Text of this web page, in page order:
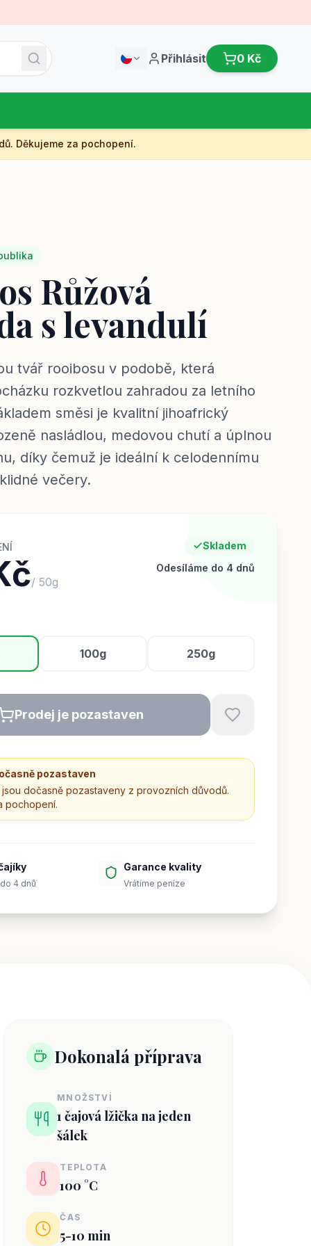
Přihlásit 0 Kč
Děkujeme za pochopení.
Růžová
s levandulí
tvář rooibosu v podobě, která
rozkvetlou zahradou za letního
směsi je kvalitní jihoafrický
nasládlou, medovou chutí a úplnou
díky čemuž je ideální k celodennímu
večery.
/ 50g
Skladem
Odesíláme do 4 dnů
100g 250g
Prodej je pozastaven
pozastaven
dočasně pozastaveny z provozních důvodů.
pochopení.
4 dnů
Garance kvality
Vrátíme peníze
Dokonalá příprava
MNOŽSTVÍ
1 čajová lžička na jeden
šálek
TEPLOTA
100 °C
ČAS
5-10 min